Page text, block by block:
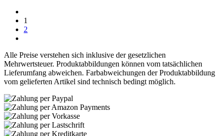
1
2
Alle Preise verstehen sich inklusive der gesetzlichen
Mehrwertsteuer. Produktabbildungen können vom tatsächlichen
Lieferumfang abweichen. Farbabweichungen der Produktabbildung
vom gelieferten Artikel sind technisch bedingt möglich.